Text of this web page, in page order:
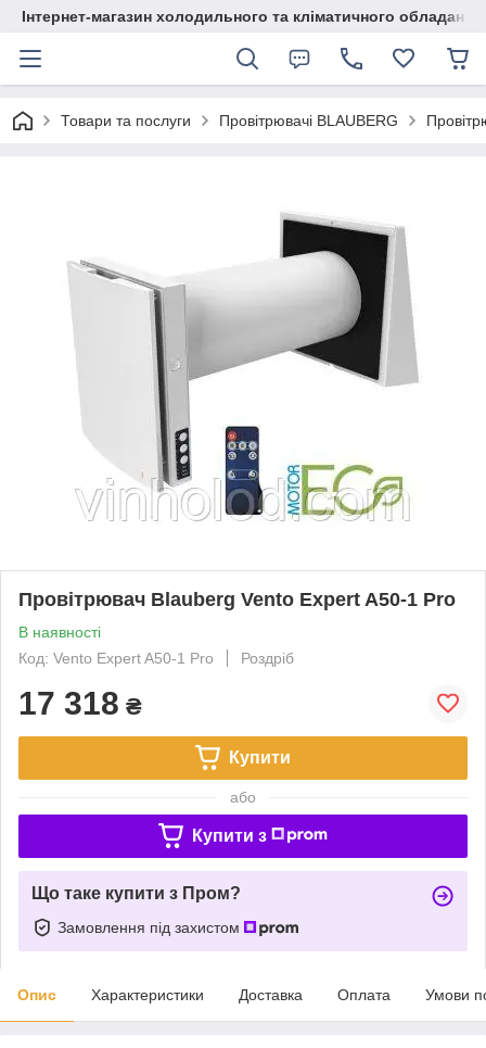
Інтернет-магазин холодильного та кліматичного обладання
Товари та послуги Провітрювачі BLAUBERG
Провітрювач Blauberg Vento Expert A50-1 Pro
В наявності
Код: Vento Expert A50-1 Pro
Роздріб
17 318 ₴
Купити
або
Купити з
Що таке купити з Пром?
Замовлення під захистом
Опис Характеристики Доставка Оплата Умови